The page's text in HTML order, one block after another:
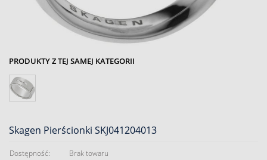
PRODUKTY Z TEJ SAMEJ KATEGORII
Skagen Pierścionki SKJ041204013
Dostępność: Brak towaru